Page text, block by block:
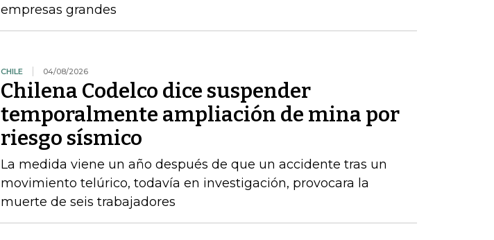
empresas grandes
CHILE 04/08/2026
Chilena Codelco dice suspender
temporalmente ampliación de mina por
riesgo sísmico
La medida viene un año después de que un accidente tras un
movimiento telúrico, todavía en investigación, provocara la
muerte de seis trabajadores